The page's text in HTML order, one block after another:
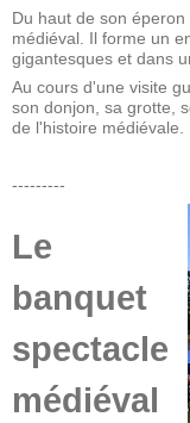
Du haut de son
médiéval. Il forme un
gigantesques et dans
Au cours d'une visite
son donjon, sa grotte,
de l'histoire médiévale.
---------
Le
banquet
spectacle
médiéval